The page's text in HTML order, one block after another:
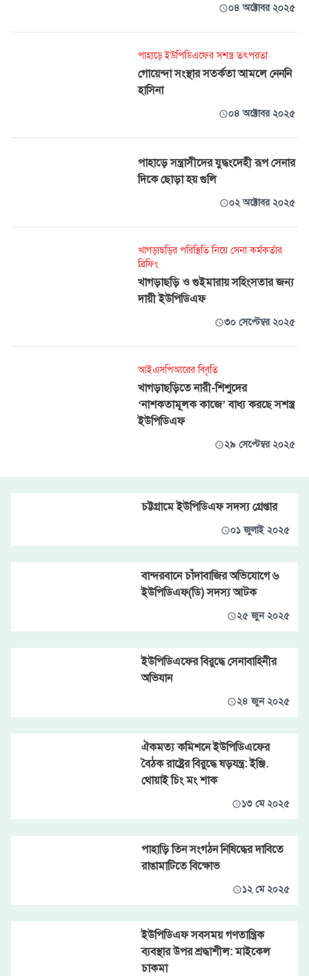
০৪ অক্টোবর ২০২৫
পাহাড়ে ইউপিডিএফের সশস্ত্র তৎপরতা
গোয়েন্দা সংস্থার সতর্কতা আমলে নেননি
হাসিনা
০৪ অক্টোবর ২০২৫
পাহাড়ে সন্ত্রাসীদের যুদ্ধংদেহী রূপ সেনার
দিকে ছোড়া হয় গুলি
০২ অক্টোবর ২০২৫
খাগড়াছড়ির পরিস্থিতি নিয়ে সেনা কর্মকর্তার
ব্রিফিং
খাগড়াছড়ি ও গুইমারায় সহিংসতার জন্য
দায়ী ইউপিডিএফ
৩০ সেপ্টেম্বর ২০২৫
আইএসপিআরের বিবৃতি
খাগড়াছড়িতে নারী-শিশুদের
‘নাশকতামূলক কাজে’ বাধ্য করছে সশস্ত্র
ইউপিডিএফ
২৯ সেপ্টেম্বর ২০২৫
চট্টগ্রামে ইউপিডিএফ সদস্য গ্রেপ্তার
০১ জুলাই ২০২৫
বান্দরবানে চাঁদাবাজির অভিযোগে ৬
ইউপিডিএফ(ডি) সদস্য আটক
২৫ জুন ২০২৫
ইউপিডিএফের বিরুদ্ধে সেনাবাহিনীর
অভিযান
২৪ জুন ২০২৫
ঐকমত্য কমিশনে ইউপিডিএফের
বৈঠক রাষ্ট্রের বিরুদ্ধে ষড়যন্ত্র: ইঞ্জি.
থোয়াই চিং মং শাক
১৩ মে ২০২৫
পাহাড়ি তিন সংগঠন নিষিদ্ধের দাবিতে
রাঙামাটিতে বিক্ষোভ
১২ মে ২০২৫
ইউপিডিএফ সবসময় গণতান্ত্রিক
ব্যবস্থার উপর শ্রদ্ধাশীল: মাইকেল
চাকমা